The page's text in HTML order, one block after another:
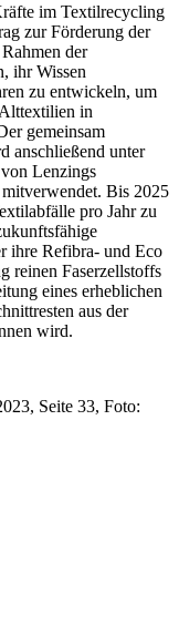
im Textilrecycling
zur Förderung der
der
ihr Wissen
zu entwickeln, um
in
gemeinsam
anschließend unter
Lenzings
Bis 2025
pro Jahr zu
ihre Refibra- und Eco
reinen Faserzellstoffs
eines erheblichen
aus der
wird.
Seite 33, Foto: